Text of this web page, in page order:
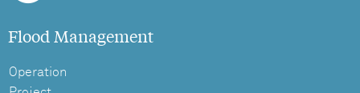
Flood Management
Operation